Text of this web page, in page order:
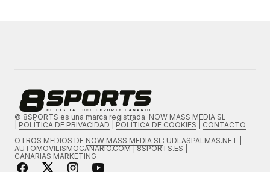
© 8SPORTS es una marca registrada. NOW MASS MEDIA SL
POLÍTICA DE PRIVACIDAD POLÍTICA DE COOKIES
CONTACTO
OTROS MEDIOS DE NOW MASS MEDIA SL: UDLASPALMAS.NET |
AUTOMOVILISMOCANARIO.COM | 8SPORTS.ES |
CANARIAS.MARKETING